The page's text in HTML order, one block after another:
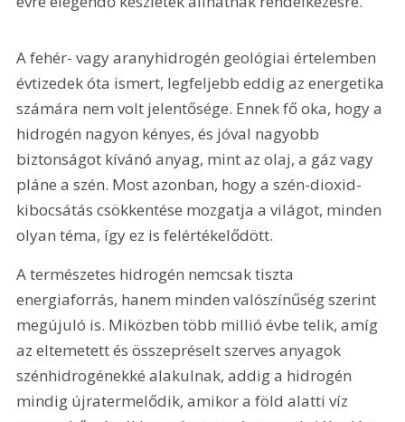
A fehér- vagy aranyhidrogén geológiai értelemben
évtizedek óta ismert, legfeljebb eddig az energetika
számára nem volt jelentősége. Ennek fő oka, hogy a
hidrogén nagyon kényes, és jóval nagyobb
biztonságot kívánó anyag, mint az olaj, a gáz vagy
pláne a szén. Most azonban, hogy a szén-dioxid-
kibocsátás csökkentése mozgatja a világot, minden
olyan téma, így ez is felértékelődött.
A természetes hidrogén nemcsak tiszta
energiaforrás, hanem minden valószínűség szerint
megújuló is. Miközben több millió évbe telik, amíg
az eltemetett és összepréselt szerves anyagok
szénhidrogénekké alakulnak, addig a hidrogén
mindig újratermelődik, amikor a föld alatti víz